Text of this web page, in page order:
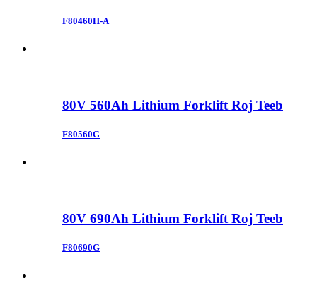
F80460H-A
80V 560Ah Lithium Forklift Roj Teeb
F80560G
80V 690Ah Lithium Forklift Roj Teeb
F80690G